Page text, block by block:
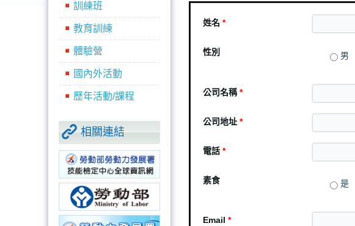
訓練班
教育訓練
體驗營
國內外活動
歷年活動/課程
相關連結
姓名 *
性別 男
公司名稱*
公司地址 *
電話 *
素食 是
Email *